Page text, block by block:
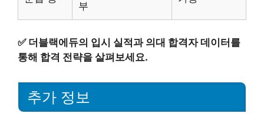
부
✅ 더블랙에듀의 입시 실적과 의대 합격자 데이터를
통해 합격 전략을 살펴보세요.
추가 정보